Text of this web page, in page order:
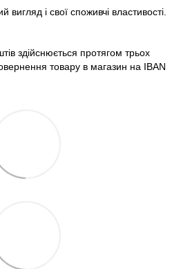
вигляд і свої споживчі властивості.
здійснюється протягом трьох
товару в магазин на IBAN